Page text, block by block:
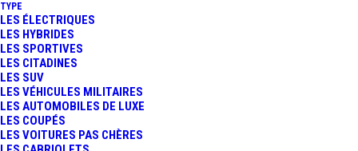
TYPE
LES ÉLECTRIQUES
LES HYBRIDES
LES SPORTIVES
LES CITADINES
LES SUV
LES VÉHICULES MILITAIRES
LES AUTOMOBILES DE LUXE
LES COUPÉS
LES VOITURES PAS CHÈRES
Ce parking
Territoire-de-Belfort Bourgogne-Franche-Comté
offre une capacité de748 places
l’adresse suivante :9. Rue de Wissembourg (face au)